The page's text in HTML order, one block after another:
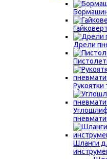
Дрели
Шланги